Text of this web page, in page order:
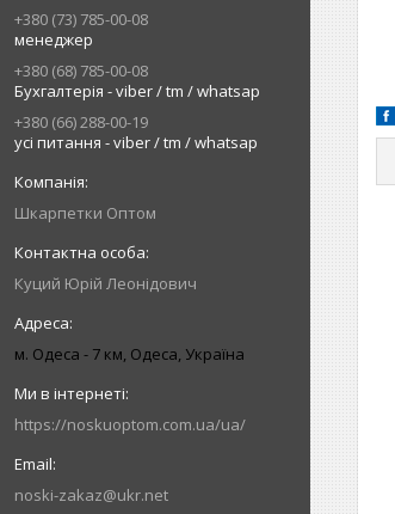
+380 (73) 785-00-08
менеджер
+380 (68) 785-00-08
Бухгалтерія - viber / tm / whatsap
+380 (66) 288-00-19
усі питання - viber / tm / whatsap
Шкарпетки Оптом
Куций Юрій Леонідович
м. Одеса - 7 км, Одеса, Україна
https://noskuoptom.com.ua/ua/
noski-zakaz@ukr.net